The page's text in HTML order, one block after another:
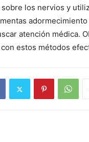
los nervios y
atención médica.
estos métodos